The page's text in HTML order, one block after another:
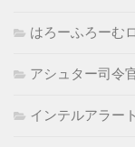
はろーふろーむ
アシュター司令
インテルアラート